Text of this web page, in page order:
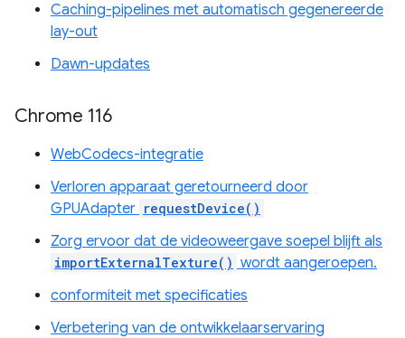
Caching-pipelines met automatisch gegenereerde
lay-out
Dawn-updates
Chrome 116
WebCodecs-integratie
Verloren apparaat geretourneerd door
GPUAdapter requestDevice()
Zorg ervoor dat de videoweergave soepel blijft als
importExternalTexture() wordt aangeroepen.
conformiteit met specificaties
Verbetering van de ontwikkelaarservaring